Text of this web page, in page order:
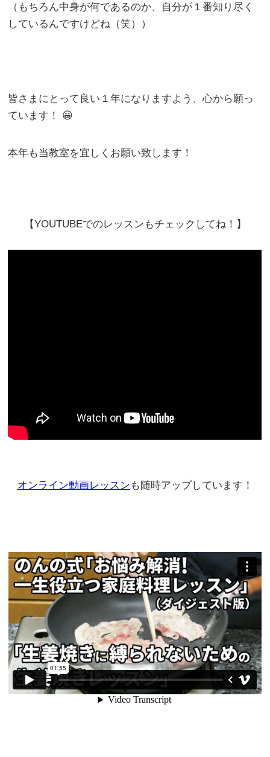
（もちろん中身が何であるのか、自分が１番知り尽く
しているんですけどね（笑））
皆さまにとって良い１年になりますよう、心から願っ
ています！ 😀
本年も当教室を宜しくお願い致します！
【YOUTUBEでのレッスンもチェックしてね！】
オンライン動画レッスン も随時アップしています！